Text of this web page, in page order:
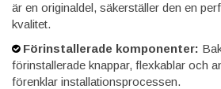
är en originaldel, säkerställer den en
kvalitet.
Förinstallerade komponenter:
förinstallerade knappar, flexkablar och
förenklar installationsprocessen.